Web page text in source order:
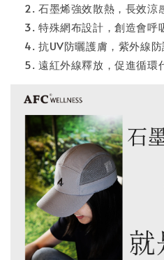
石墨烯強效散熱，長效涼
特殊網布設計，創造會呼
抗UV防曬護膚，紫外線
遠紅外線釋放，促進循環